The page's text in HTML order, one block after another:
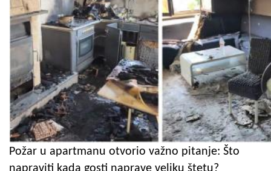
Požar u apartmanu otvorio važno pitanje: Što
napraviti kada gosti naprave veliku štetu?